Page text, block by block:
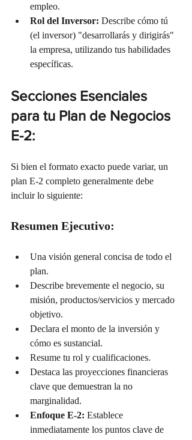
empleo.
Rol del Inversor: Describe cómo tú
(el inversor) "desarrollarás y dirigirás"
la empresa, utilizando tus habilidades
específicas.
Secciones Esenciales
para tu Plan de Negocios
E-2:
Si bien el formato exacto puede variar, un
plan E-2 completo generalmente debe
incluir lo siguiente:
Resumen Ejecutivo:
Una visión general concisa de todo el
plan.
Describe brevemente el negocio, su
misión, productos/servicios y mercado
objetivo.
Declara el monto de la inversión y
cómo es sustancial.
Resume tu rol y cualificaciones.
Destaca las proyecciones financieras
clave que demuestran la no
marginalidad.
Enfoque E-2: Establece
inmediatamente los puntos clave de